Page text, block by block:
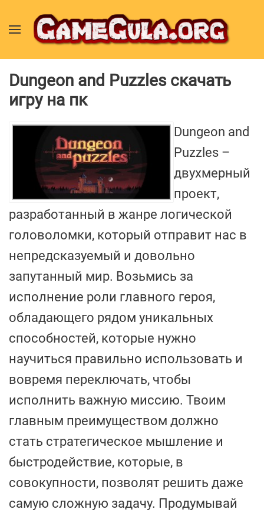
Dungeon and Puzzles скачать
игру на пк
Dungeon and
Puzzles –
двухмерный
проект,
разработанный в жанре логической
головоломки, который отправит нас в
непредсказуемый и довольно
запутанный мир. Возьмись за
исполнение роли главного героя,
обладающего рядом уникальных
способностей, которые нужно
научиться правильно использовать и
вовремя переключать, чтобы
исполнить важную миссию. Твоим
главным преимуществом должно
стать стратегическое мышление и
быстродействие, которые, в
совокупности, позволят решить даже
самую сложную задачу. Продумывай